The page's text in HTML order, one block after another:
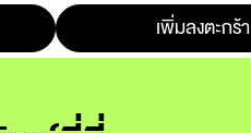
เพิ่มลงตะกร้า